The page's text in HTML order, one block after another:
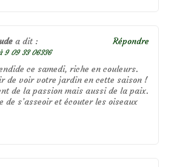
a dit :
9 09 33 06336
ce samedi, riche en couleurs.
de voir votre jardin en cette saison !
de la passion mais aussi de la paix.
de s’asseoir et écouter les oiseaux
Répondre